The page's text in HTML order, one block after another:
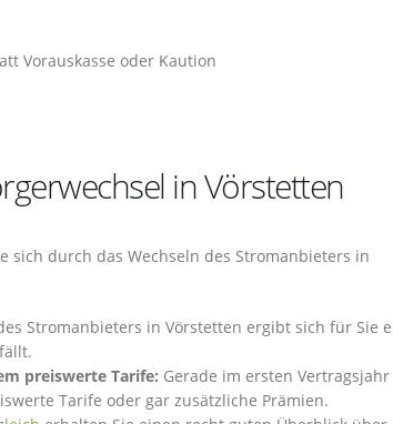
Vorauskasse oder Kaution
in Vörstetten
sich durch das Wechseln des Stromanbieters in
Stromanbieters in Vörstetten ergibt sich für Sie
preiswerte Tarife: Gerade im ersten Vertragsjahr
Tarife oder gar zusätzliche Prämien.